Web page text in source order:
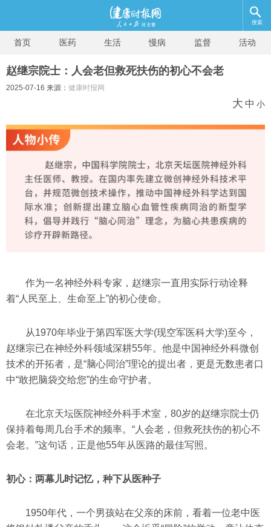
搜索
首页 医药 生活 慢病 监督 活动
赵继宗院士：人会老但救死扶伤的初心不会老
2025-07-16 来源： 健康时报网
大 中 小
作为一名神经外科专家，赵继宗一直用实际行动诠释
着“人民至上、生命至上”的初心使命。
从1970年毕业于第四军医大学(现空军医科大学)至今，
赵继宗已在神经外科领域深耕55年。他是中国神经外科微创
技术的开拓者，是“脑心同治”理论的提出者，更是无数患者口
中“敢把脑袋交给您”的生命守护者。
在北京天坛医院神经外科手术室，80岁的赵继宗院士仍
保持着每周几台手术的频率。“人会老，但救死扶伤的初心不
会老。”这句话，正是他55年从医路的最佳写照。
初心：两幕儿时记忆，种下从医种子
1950年代，一个男孩站在父亲的床前，看着一位老中医